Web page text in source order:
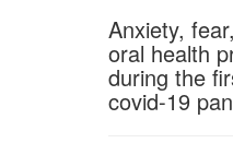
Anxiety,
oral health
during the
covid-19